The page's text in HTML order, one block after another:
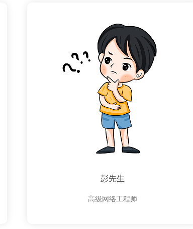
彭先生
高级网络工程师